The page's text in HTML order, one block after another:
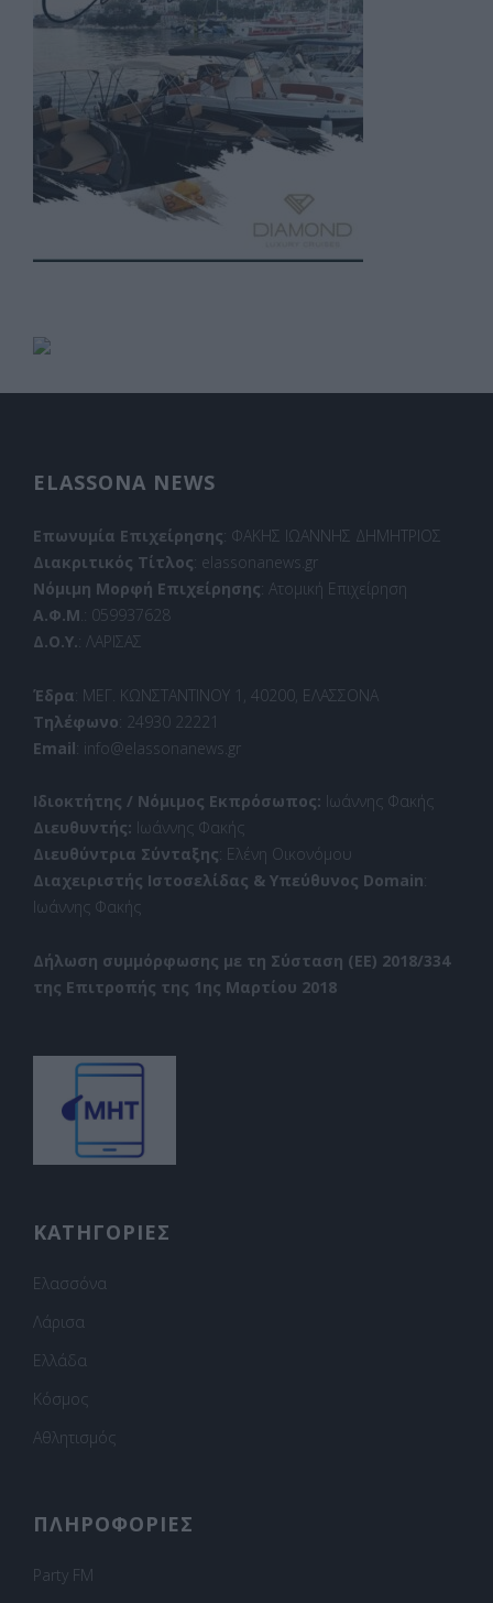
ELASSONA NEWS
Επωνυμία Επιχείρησης: ΦΑΚΗΣ ΙΩΑΝΝΗΣ ΔΗΜΗΤΡΙΟΣ
Διακριτικός Τίτλος: elassonanews.gr
Νόμιμη Μορφή Επιχείρησης: Ατομική Επιχείρηση
Α.Φ.Μ.: 059937628
Δ.Ο.Υ.: ΛΑΡΙΣΑΣ
Έδρα: ΜΕΓ. ΚΩΝΣΤΑΝΤΙΝΟΥ 1, 40200, ΕΛΑΣΣΟΝΑ
Τηλέφωνο: 24930 22221
Email: info@elassonanews.gr
Ιδιοκτήτης / Νόμιμος Εκπρόσωπος: Ιωάννης Φακής
Διευθυντής: Ιωάννης Φακής
Διευθύντρια Σύνταξης: Ελένη Οικονόμου
Διαχειριστής Ιστοσελίδας & Υπεύθυνος Domain:
Ιωάννης Φακής
Δήλωση συμμόρφωσης με τη Σύσταση (ΕΕ) 2018/334
της Επιτροπής της 1ης Μαρτίου 2018
ΚΑΤΗΓΟΡΙΕΣ
Ελασσόνα
Λάρισα
Ελλάδα
Κόσμος
Αθλητισμός
ΠΛΗΡΟΦΟΡΙΕΣ
Party FM